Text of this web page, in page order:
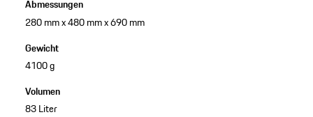
Abmessungen
280 mm x 480 mm x 690 mm
Gewicht
4100 g
Volumen
83 Liter